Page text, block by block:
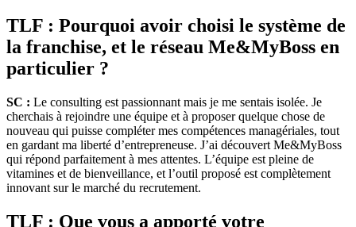
TLF : Pourquoi avoir choisi le système de
la franchise, et le réseau Me&MyBoss en
particulier ?
SC : Le consulting est passionnant mais je me sentais isolée. Je
cherchais à rejoindre une équipe et à proposer quelque chose de
nouveau qui puisse compléter mes compétences managériales, tout
en gardant ma liberté d’entrepreneuse. J’ai découvert Me&MyBoss
qui répond parfaitement à mes attentes. L’équipe est pleine de
vitamines et de bienveillance, et l’outil proposé est complètement
innovant sur le marché du recrutement.
TLF : Que vous a apporté votre